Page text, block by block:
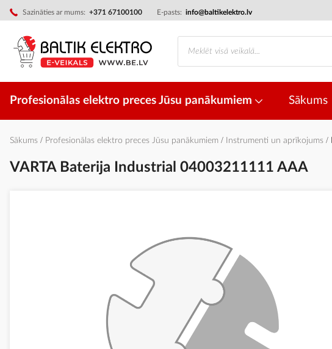
Sazināties ar mums: +371 67100100 E-pasts: info@baltikelektro.lv
Skip
to
Content
Profesionālas elektro preces Jūsu panākumiem Sākums
Sākums Profesionālas elektro preces Jūsu panākumiem Instrumenti un aprīkojums
VARTA Baterija Industrial 04003211111 AAA